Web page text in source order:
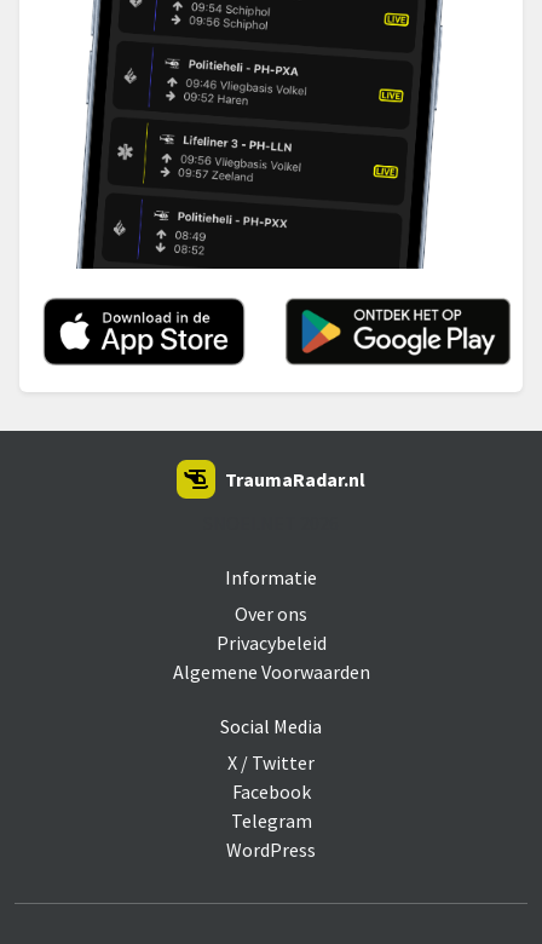
Informatie
Over ons
Privacybeleid
Algemene Voorwaarden
Social Media
X / Twitter
Facebook
Telegram
WordPress
TraumaRadar.nl